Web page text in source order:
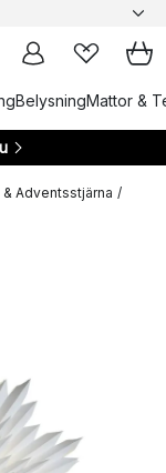
BelysningMattor &
& Adventsstjärna /